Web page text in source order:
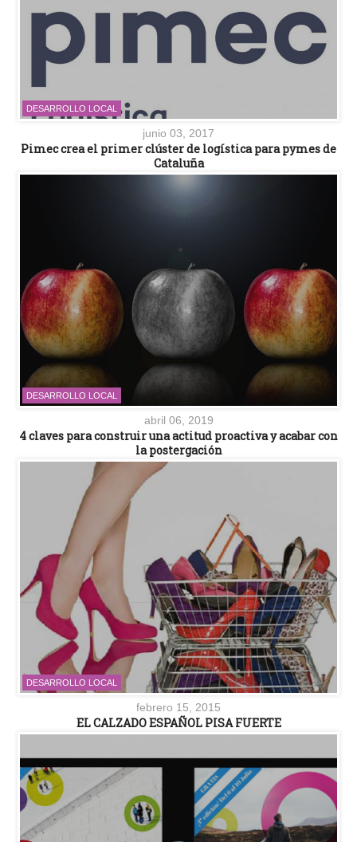
DESARROLLO LOCAL
junio 03, 2017
Pimec crea el primer clúster de logística para pymes de
Cataluña
DESARROLLO LOCAL
abril 06, 2019
4 claves para construir una actitud proactiva y acabar con
la postergación
DESARROLLO LOCAL
febrero 15, 2015
EL CALZADO ESPAÑOL PISA FUERTE